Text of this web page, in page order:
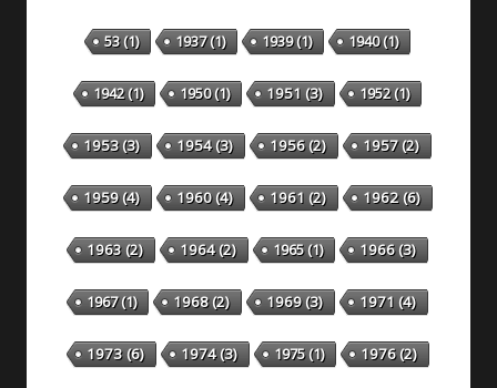
53(1) 1937(1) 1939(1) 1940(1)
1942(1) 1950(1) 1951 (3) 1952(1)
1953(3) 1954(3) 1956(2) 1957(2)
1959(4) 1960(4) 1961 (2) 1962(6)
1963(2) 1964(2) 1965(1) 1966(3)
1967(1) 1968(2) 1969(3) 1971 (4)
1973(6) 1974(3) 1975(1) 1976(2)